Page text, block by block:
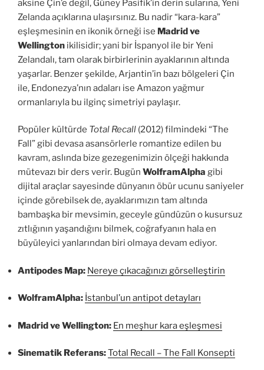
aksine Çin’e değil, Güney Pasifik’in derin sularına, Yeni
Zelanda açıklarına ulaşırsınız. Bu nadir “kara-kara”
eşleşmesinin en ikonik örneği ise Madrid ve
Wellington ikilisidir; yani bir İspanyol ile bir Yeni
Zelandalı, tam olarak birbirlerinin ayaklarının altında
yaşarlar. Benzer şekilde, Arjantin’in bazı bölgeleri Çin
ile, Endonezya’nın adaları ise Amazon yağmur
ormanlarıyla bu ilginç simetriyi paylaşır.
Popüler kültürde Total Recall (2012) filmindeki “The
Fall” gibi devasa asansörlerle romantize edilen bu
kavram, aslında bize gezegenimizin ölçeği hakkında
mütevazı bir ders verir. Bugün WolframAlpha gibi
dijital araçlar sayesinde dünyanın öbür ucunu saniyeler
içinde görebilsek de, ayaklarımızın tam altında
bambaşka bir mevsimin, geceyle gündüzün o kusursuz
zıtlığının yaşandığını bilmek, coğrafyanın hala en
büyüleyici yanlarından biri olmaya devam ediyor.
Antipodes Map: Nereye çıkacağınızı görselleştirin
WolframAlpha: İstanbul’un antipot detayları
Madrid ve Wellington: En meşhur kara eşleşmesi
Sinematik Referans:Total Recall – The Fall Konsepti